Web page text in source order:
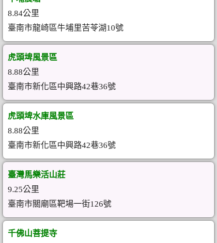
8.84公里
臺南市龍崎區牛埔里苦苓湖10號
虎頭埤風景區
8.88公里
臺南市新化區中興路42巷36號
虎頭埤水庫風景區
8.88公里
臺南市新化區中興路42巷36號
臺灣馬樂活山莊
9.25公里
臺南市關廟區靶場一街126號
千佛山菩提寺